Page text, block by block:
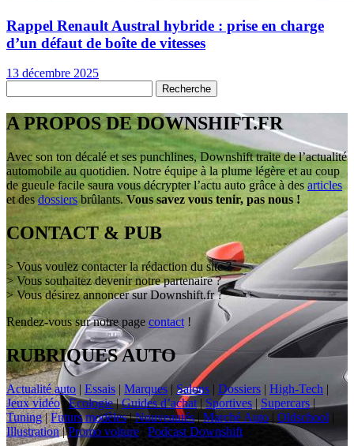
Rappel Renault Austral hybride : prise en charge
d’un défaut de boîte de vitesses
13 décembre 2025
A PROPOS DE DOWNSHIFT.FR
Avec son ton décalé et ses punchlines, Downshift traite de l’actualité
automobile au quotidien. Notre équipe à la plume légère et au coup
de gueule facile saura vous décrypter l’actu auto grâce à des articles
et des dossiers brûlants. Vous savez vous tenir, pas nous !
CONTACT & PUB
> Vous voulez contacter la rédaction du site ?
> Vous souhaitez devenir notre partenaire ?
> Vous désirez annoncer sur Downshift.fr ?
Rendez-vous sur notre page contact !
RUBRIQUES AUTO
Actualité auto | Essais | Marques |Salons | Dossiers | High-Tech |
Jeux vidéo|Ecologie|Guides d’achat | Sportives | Supercars |
Tuning|Futurs modèles|Nouveautés|Marché Auto | Oldschool |
Illustration|Promo voiture Podcast Downshift